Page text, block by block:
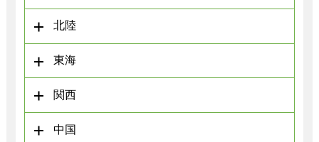
北陸
東海
関西
中国